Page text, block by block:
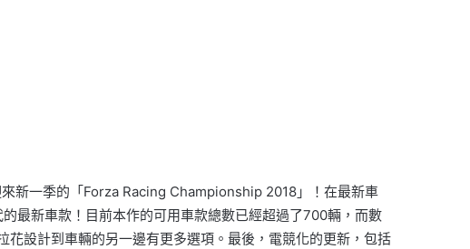
新一季的「Forza Racing Championship 2018」！在最新車
最新車款！目前本作的可用車款總數已經超過了700輛，而數
設計到車輛的另一邊有更多選項。最後，電競化的更新，包括